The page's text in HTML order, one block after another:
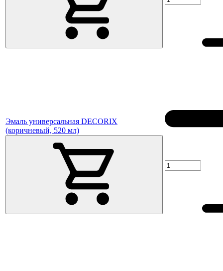
Эмаль универсальная DECORIX
(коричневый, 520 мл)